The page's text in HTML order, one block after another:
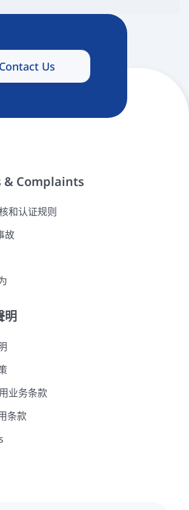
Contact Us
& Complaints
和认证规则
故
明
业务条款
条款